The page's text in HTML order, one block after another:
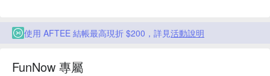
使用 AFTEE 結帳最高現折 $200，詳見活動說明
FunNow 專屬